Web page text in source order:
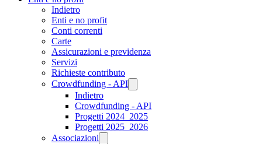
Indietro
Enti e no profit
Conti correnti
Carte
Assicurazioni e previdenza
Servizi
Richieste contributo
Crowdfunding - API
Indietro
Crowdfunding - API
Progetti 2024_2025
Progetti 2025_2026
Associazioni